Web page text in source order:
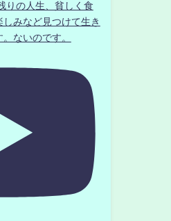
りの人生、貧しく食
みなど見つけて生き
ないのです。